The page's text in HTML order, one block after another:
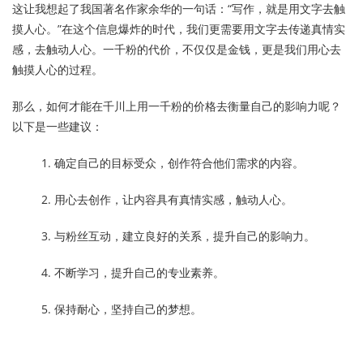
这让我想起了我国著名作家余华的一句话：“写作，就是用文字去触
摸人心。”在这个信息爆炸的时代，我们更需要用文字去传递真情实
感，去触动人心。一千粉的代价，不仅仅是金钱，更是我们用心去
触摸人心的过程。
那么，如何才能在千川上用一千粉的价格去衡量自己的影响力呢？
以下是一些建议：
确定自己的目标受众，创作符合他们需求的内容。
用心去创作，让内容具有真情实感，触动人心。
与粉丝互动，建立良好的关系，提升自己的影响力。
不断学习，提升自己的专业素养。
保持耐心，坚持自己的梦想。